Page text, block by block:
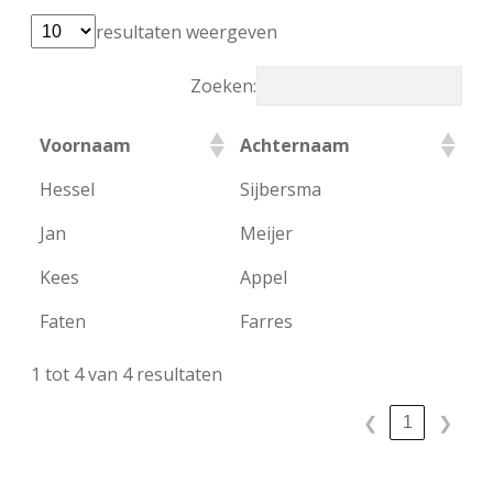
FSB: Schaakwoude II
FSB: Schaakwoude III
Koppelingen
Sponsoren
facebook
instagram
resultaten weergeven
Zoeken:
Voornaam
Achternaam
Hessel
Sijbersma
Jan
Meijer
Kees
Appel
Faten
Farres
1 tot 4 van 4 resultaten
❮ 1 ❯